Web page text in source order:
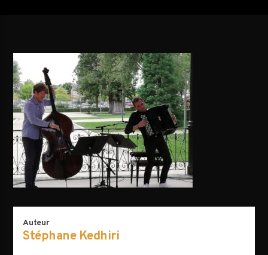
Emission en cours
Playlist
14:05 16:00
AVALANCHE DE FOLIES
Auteur
Stéphane Kedhiri